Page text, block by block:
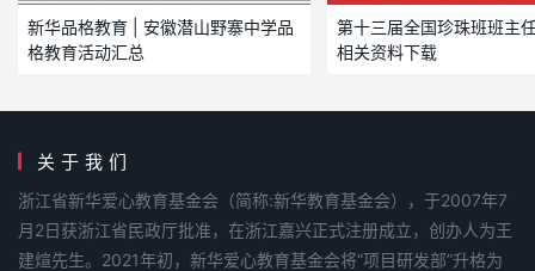
新华品格教育 | 安徽潜山野寨中学品
格教育活动汇总
第十三届全国珍珠班班主
相关资料下载
关于我们
浙江省新华爱心教育基金会（简称:新华教育基金会），于2007年7
月2日获浙江省民政厅批准，在浙江嘉兴正式注册成立，创办人为王
建煊先生。2021年初，新华爱心教育基金会将“项目研发部”升格为